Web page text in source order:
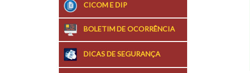
CICOM E DIP
BOLETIM DE OCORRÊNCIA
DICAS DE SEGURANÇA